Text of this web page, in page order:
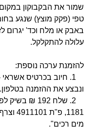
שמור את הבקבוקון
טפי (פקק מוצץ) שנגע
באבק או מלח וכד' יגרום
עלולה להתקלקל.
להזמנת ערכה נוספת:
ונבצע את ההזמנה בטלפון.
2. שלח 192
1181, פ"ת
4911101
מים רכים".